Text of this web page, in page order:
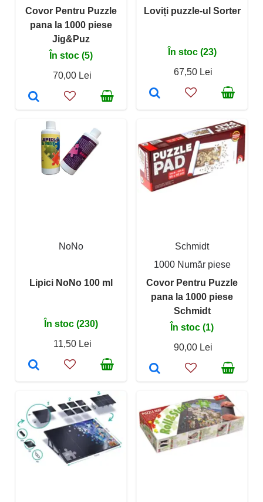
Covor Pentru Puzzle
pana la 1000 piese
Jig&Puz
În stoc (5)
70,00 Lei
Loviți puzzle-ul Sorter
În stoc (23)
67,50 Lei
NoNo
Lipici NoNo 100 ml
În stoc (230)
11,50 Lei
Schmidt
1000 Număr piese
Covor Pentru Puzzle
pana la 1000 piese
Schmidt
În stoc (1)
90,00 Lei